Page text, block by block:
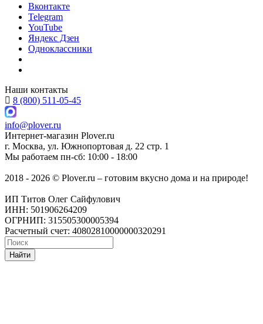
Вконтакте
Telegram
YouTube
Яндекс Дзен
Одноклассники
Наши контакты
8 (800) 511-05-45
info@plover.ru
Интернет-магазин Plover.ru
г. Москва, ул. Южнопортовая д. 22 стр. 1
Мы работаем пн-сб: 10:00 - 18:00
2018 - 2026 © Plover.ru – готовим вкусно дома и на природе!
ИП Титов Олег Сайфулович
ИНН: 501906264209
ОГРНИП: 315505300005394
Расчетный счет: 40802810000000320291
Найти